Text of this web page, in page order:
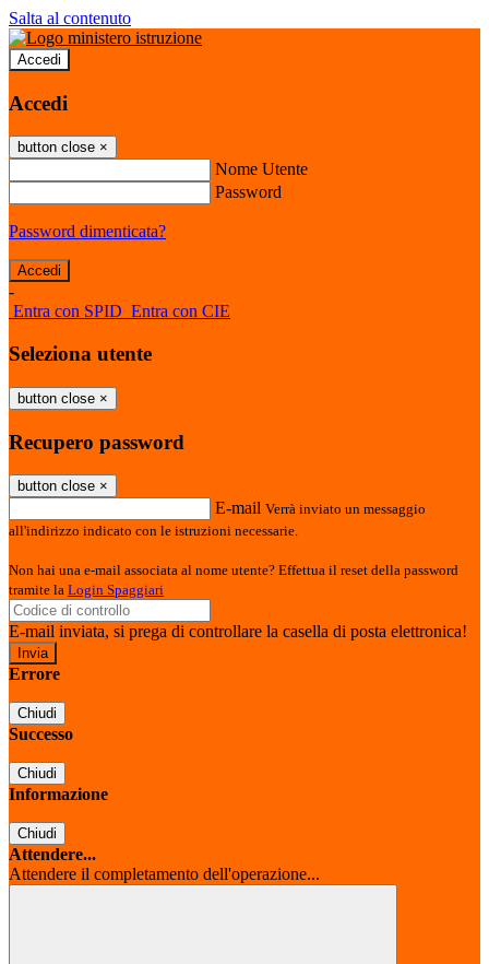
Salta al contenuto
Accedi
Accedi
button close ×
Nome Utente
Password
Password dimenticata?
-
Entra con SPID Entra con CIE
Seleziona utente
button close ×
Recupero password
button close ×
E-mail Verrà inviato un messaggio
all'indirizzo indicato con le istruzioni necessarie.
Non hai una e-mail associata al nome utente? Effettua il reset della password
tramite la Login Spaggiari
E-mail inviata, si prega di controllare la casella di posta elettronica!
Errore
Chiudi
Successo
Chiudi
Informazione
Chiudi
Attendere...
Attendere il completamento dell'operazione...